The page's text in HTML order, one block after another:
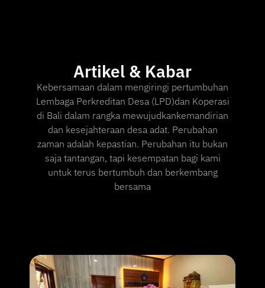
Artikel & Kabar
Kebersamaan dalam mengiringi pertumbuhan
Lembaga Perkreditan Desa (LPD)dan Koperasi
di Bali dalam rangka mewujudkankemandirian
dan kesejahteraan desa adat. Perubahan
zaman adalah kepastian. Perubahan itu bukan
saja tantangan, tapi kesempatan bagi kami
untuk terus bertumbuh dan berkembang
bersama